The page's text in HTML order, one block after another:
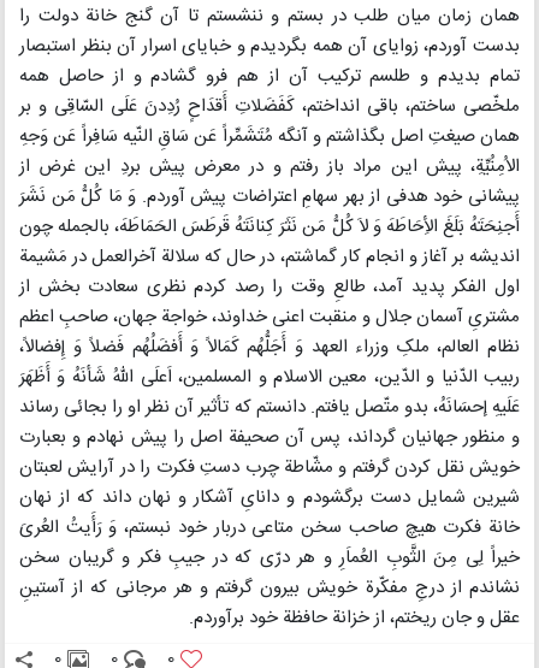
همان زمان میان طلب در بستم و ننشستم تا آن گنج خانة دولت را
بدست آوردم، زوایای آن همه بگردیدم و خبایای اسرار آن بنظر استبصار
تمام بدیدم و طلسم ترکیب آن از هم فرو گشادم و از حاصل همه
ملخّصی ساختم، باقی انداختم، کَفَضَلاتِ أَقدَاحٍ رُدِدنَ عَلَی السّاقِی و بر
همان صیغتِ اصل بگذاشتم و آنگه مُتَشَمِّراً عَن سَاقِ النّیه سَافِراً عَن وَجهِ
الاُمِنُیِّةِ، پیش این مراد باز رفتم و در معرض پیش بردِ این غرض از
پیشانی خود هدفی از بهر سهامِ اعتراضات پیش آوردم. وَ مَا کُلُّ مَن نَشَرَ
أَجنِحَتَهُ بَلَغَ الأِحَاطَهَ وَ لاَ کُلُّ مَن نَثَرَ کِنانَتَهُ قَرطَسَ الحَمَاطَهَ، بالجمله چون
اندیشه بر آغاز و انجام کار گماشتم، در حال که سلالة آخرالعمل در مَشیمة
اول الفکر پدید آمد، طالعِ وقت را رصد کردم نظری سعادت بخش از
مشتریِ آسمان جلال و منقبت اعنی خداوند، خواجة جهان، صاحبِ اعظم
نظام العالم، ملکِ وزراء العهد وَ أَجَلُّهُم کَمَالاً وَ أَفضَلُهُم فَضلاً وَ إِفضالاً،
ربیب الدّنیا و الدّین، معین الاسلام و المسلمین، اَعلَی اللهُ شَأنَهُ وَ أَظَهَرَ
عَلَیهِ إحسَانَهُ، بدو متّصل یافتم. دانستم که تأثیر آن نظر او را بجائی رساند
و منظور جهانیان گرداند، پس آن صحیفة اصل را پیش نهادم و بعبارت
خویش نقل کردن گرفتم و مشّاطة چرب دستِ فکرت را در آرایش لعبتان
شیرین شمایل دست برگشودم و دانایِ آشکار و نهان داند که از نهان
خانة فکرت هیچ صاحب سخن متاعی دربار خود نبستم، وَ رَأَیتُ العُریَ
خیراً لِی مِنَ الثَّوبِ العُماَرِ و هر درّی که در جیبِ فکر و گریبان سخن
نشاندم از درجِ مفکّرة خویش بیرون گرفتم و هر مرجانی که از آستینِ
عقل و جان ریختم، از خزانة حافظة خود برآوردم.
0
0
0